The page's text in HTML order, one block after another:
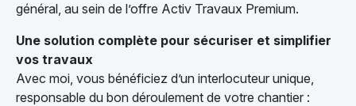
général, au sein de l’offre Activ Travaux Premium.
Une solution complète pour sécuriser et simplifier
vos travaux
Avec moi, vous bénéficiez d’un interlocuteur unique,
responsable du bon déroulement de votre chantier :